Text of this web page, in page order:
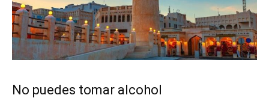
No puedes tomar alcohol